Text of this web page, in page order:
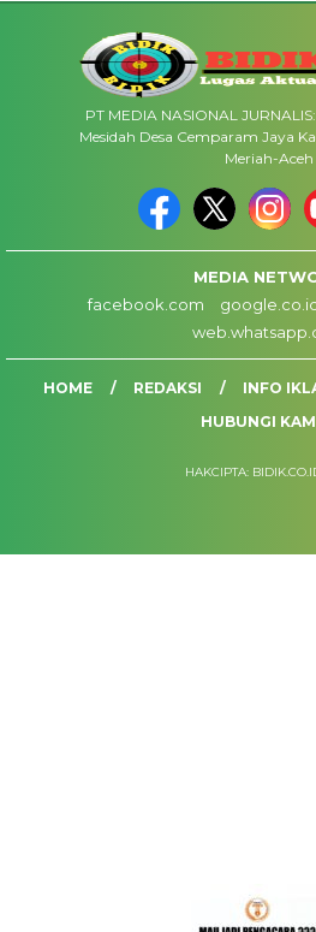
PT MEDIA NASIONAL
Mesidah Desa Cemparam Jaya
Meriah-Aceh
MEDIA
facebook.com
HOME REDAKSI INFO
HUBUNGI
HAKCIPTA: